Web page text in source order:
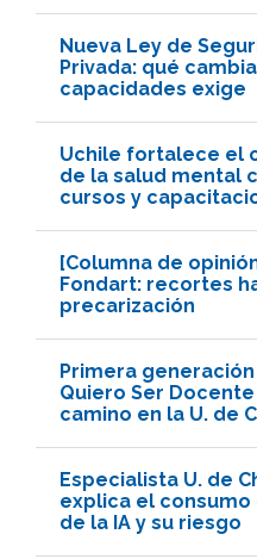
Nueva Ley de
Privada: qué
capacidades exige
Uchile fortalece el
de la salud mental
cursos y
[Columna de
Fondart: recortes
precarización
Primera
Quiero Ser
camino en la U. de
Especialista U. de
explica el consumo
de la IA y su riesgo